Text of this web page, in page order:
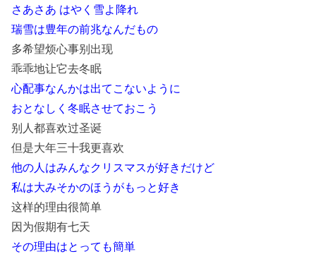
さあさあ はやく雪よ降れ
瑞雪は豊年の前兆なんだもの
多希望烦心事别出现
乖乖地让它去冬眠
心配事なんかは出てこないように
おとなしく冬眠させておこう
别人都喜欢过圣诞
但是大年三十我更喜欢
他の人はみんなクリスマスが好きだけど
私は大みそかのほうがもっと好き
这样的理由很简单
因为假期有七天
その理由はとっても簡単